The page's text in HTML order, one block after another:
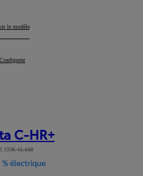
Cruiser:
le modèle
Urban Cruiser
Configurez
C-HR+
€ 41.100
% électrique